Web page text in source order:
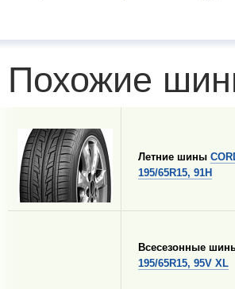
Похожие
Летние шины
195/65R15, 91H
Всесезонные
195/65R15, 95V XL